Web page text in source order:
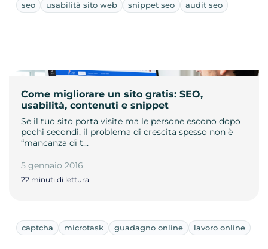
seo usabilità sito web snippet seo audit seo
Come migliorare un sito gratis: SEO,
usabilità, contenuti e snippet
Se il tuo sito porta visite ma le persone escono dopo
pochi secondi, il problema di crescita spesso non è
“mancanza di t…
5 gennaio 2016
22 minuti di lettura
captcha microtask guadagno online lavoro online